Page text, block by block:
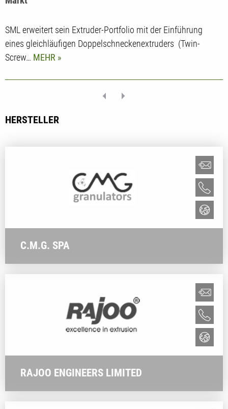
SML erweitert sein Extruder-Portfolio mit der Einführung
eines gleichläufigen Doppelschneckenextruders (Twin-
Screw… MEHR
HERSTELLER
C.M.G. SPA
RAJOO ENGINEERS LIMITED